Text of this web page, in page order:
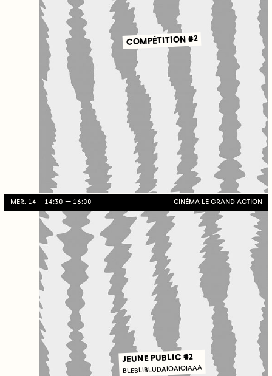
COMPÉTITION #2
MER. 14 14:30 16:00 CINÉMA LE GRAND ACTION
JEUNE PUBLIC #2
BLEBLIBLUDAIOAIOIAAA